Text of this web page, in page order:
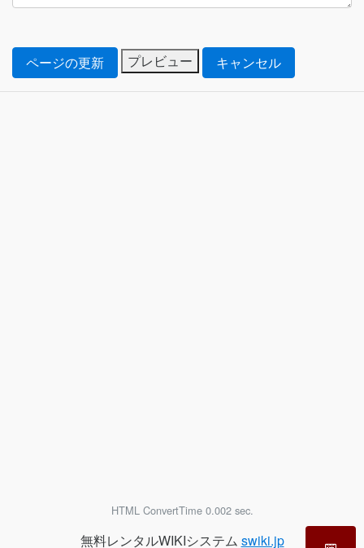
HTML ConvertTime 0.002 sec.
無料レンタルWIKIシステム swiki.jp